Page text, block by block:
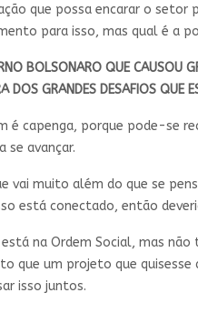
que possa encarar o
para isso, mas qual é a
BOLSONARO QUE CAUSOU
DOS GRANDES DESAFIOS QUE
é capenga, porque pode-se
se avançar.
vai muito além do que se
está conectado, então
na Ordem Social, mas
que um projeto que
isso juntos.